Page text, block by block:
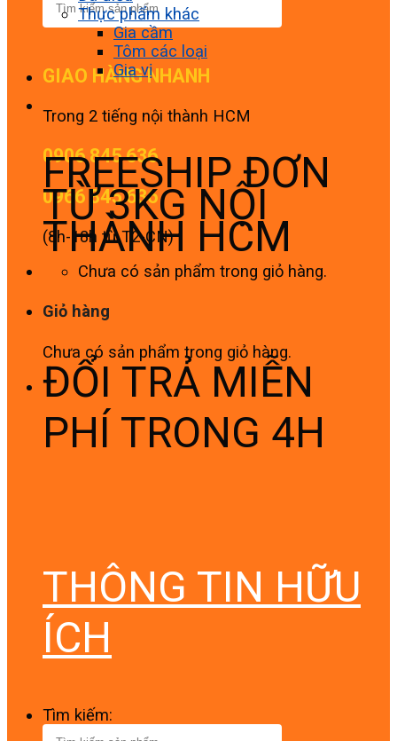
GIAO HÀNG NHANH
Trong 2 tiếng nội thành HCM
0906 845 636
0966 845 636
(8h-18h từ T2-CN)
Chưa có sản phẩm trong giỏ hàng.
Giỏ hàng
Chưa có sản phẩm trong giỏ hàng.
Thực phẩm khác
Gia cầm
Tôm các loại
Gia vị
FREESHIP ĐƠN
TỪ 3KG NỘI
THÀNH HCM
ĐỔI TRẢ MIỄN
PHÍ TRONG 4H
THÔNG TIN HỮU
ÍCH
Tìm kiếm: